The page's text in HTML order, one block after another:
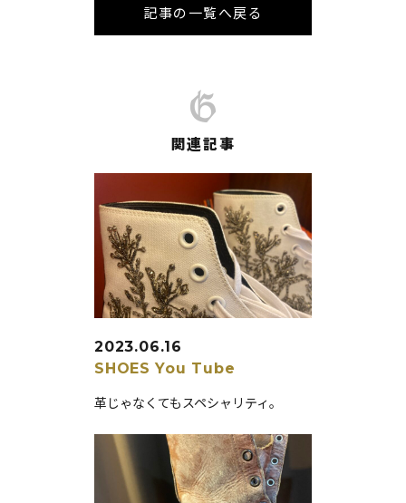
記事の一覧へ戻る
関連記事
2023.06.16
SHOES You Tube
革じゃなくてもスペシャリティ。